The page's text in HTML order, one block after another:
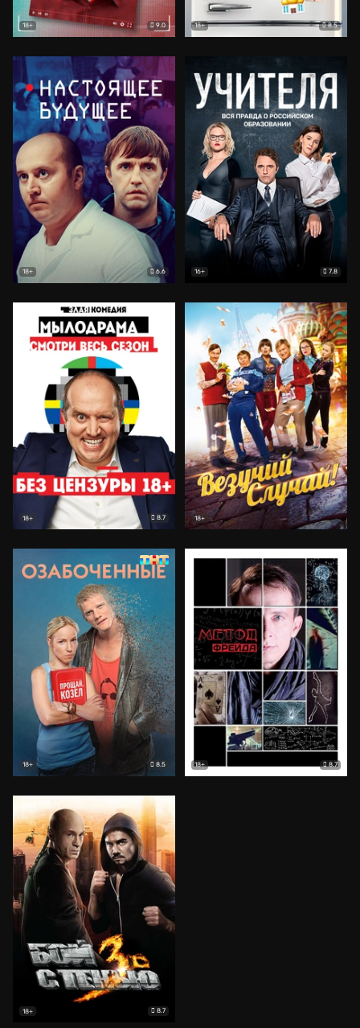
18+ 9.0 18+ 8.5
18+ 6.6 16+ 7.8
18+ 8.7 18+
18+ 8.5 18+ 8.7
18+ 8.7